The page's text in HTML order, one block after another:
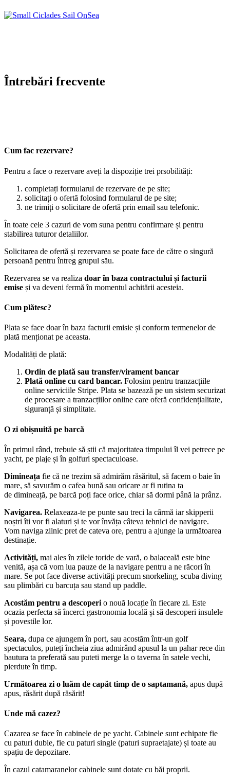
Întrebări frecvente
Cum fac rezervare?
Pentru a face o rezervare aveți la dispoziție trei prsobilități:
completați formularul de rezervare de pe site;
solicitați o ofertă folosind formularul de pe site;
ne trimiți o solicitare de ofertă prin email sau telefonic.
În toate cele 3 cazuri de vom suna pentru confirmare și pentru
stabilirea tuturor detaliilor.
Solicitarea de ofertă și rezervarea se poate face de către o singură
persoană pentru întreg grupul său.
Rezervarea se va realiza doar în baza contractului și facturii
emise și va deveni fermă în momentul achitării acesteia.
Cum plătesc?
Plata se face doar în baza facturii emisie și conform termenelor de
plată menționat pe aceasta.
Modalități de plată:
Ordin de plată sau transfer/virament bancar
Plată online cu card bancar. Folosim pentru tranzacțiile
online serviciile Stripe. Plata se bazează pe un sistem securizat
de procesare a tranzacțiilor online care oferă confidențialitate,
siguranță și simplitate.
O zi obișnuită pe barcă
În primul rând, trebuie să știi că majoritatea timpului îl vei petrece pe
yacht, pe plaje și în golfuri spectaculoase.
Dimineața fie că ne trezim să admirăm răsăritul, să facem o baie în
mare, să savurăm o cafea bună sau oricare ar fi rutina ta
de dimineață, pe barcă poți face orice, chiar să dormi până la prânz.
Navigarea. Relaxeaza-te pe punte sau treci la cârmă iar skipperii
noștri îti vor fi alaturi și te vor învăța câteva tehnici de navigare.
Vom naviga zilnic pret de cateva ore, pentru a ajunge la următoarea
destinație.
Activități, mai ales în zilele toride de vară, o balaceală este bine
venită, așa că vom lua pauze de la navigare pentru a ne răcori în
mare. Se pot face diverse activități precum snorkeling, scuba diving
sau plimbări cu barcuța sau stand up paddle.
Acostăm pentru a descoperi o nouă locație în fiecare zi. Este
ocazia perfecta să încerci gastronomia locală și să descoperi insulele
și povestile lor.
Seara, dupa ce ajungem în port, sau acostăm într-un golf
spectaculos, puteți încheia ziua admirând apusul la un pahar rece din
bautura ta preferată sau puteti merge la o taverna în satele vechi,
pierdute în timp.
Următoarea zi o luăm de capăt timp de o saptamană, apus după
apus, răsărit după răsărit!
Unde mă cazez?
Cazarea se face în cabinele de pe yacht. Cabinele sunt echipate fie
cu paturi duble, fie cu paturi single (paturi supraetajate) și toate au
spațiu de depozitare.
În cazul catamaranelor cabinele sunt dotate cu băi proprii.